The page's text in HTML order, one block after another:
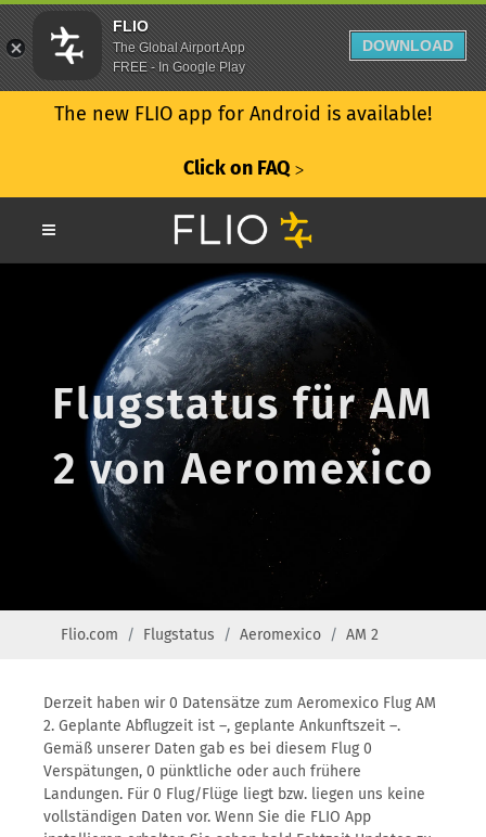
The new FLIO app for Android is available!
Click on FAQ ᐳ
Flugstatus für AM
2 von Aeromexico
Flio.com Flugstatus Aeromexico AM 2
Derzeit haben wir 0 Datensätze zum Aeromexico Flug AM
2. Geplante Abflugzeit ist –, geplante Ankunftszeit –.
Gemäß unserer Daten gab es bei diesem Flug 0
Verspätungen, 0 pünktliche oder auch frühere
Landungen. Für 0 Flug/Flüge liegt bzw. liegen uns keine
vollständigen Daten vor. Wenn Sie die FLIO App
FLIO
The Global Airport App
FREE - In Google Play
DOWNLOAD